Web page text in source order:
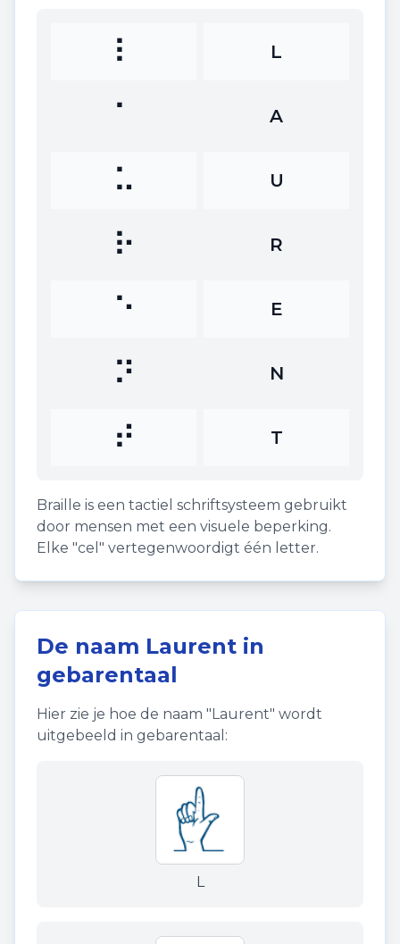
⠇ L
⠁ A
⠥ U
⠗ R
⠑ E
⠝ N
⠞ T
Braille is een tactiel schriftsysteem gebruikt
door mensen met een visuele beperking.
Elke "cel" vertegenwoordigt één letter.
De naam Laurent in
gebarentaal
Hier zie je hoe de naam "Laurent" wordt
uitgebeeld in gebarentaal:
L